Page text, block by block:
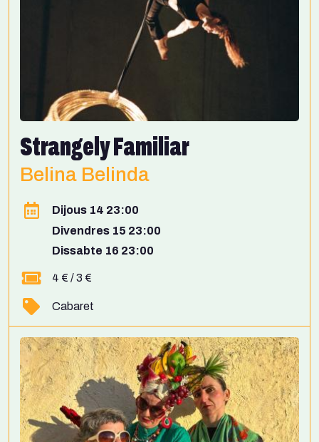
Strangely Familiar
Belina Belinda
Dijous 14 23:00
Divendres 15 23:00
Dissabte 16 23:00
4 € / 3 €
Cabaret